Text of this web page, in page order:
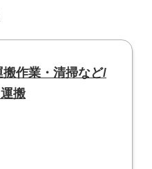
搬作業・清掃など/
搬